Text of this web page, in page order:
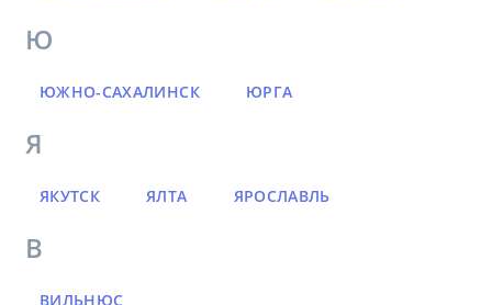
Ю
ЮЖНО-САХАЛИНСК ЮРГА
Я
ЯКУТСК ЯЛТА ЯРОСЛАВЛЬ
В
ВИЛЬНЮС